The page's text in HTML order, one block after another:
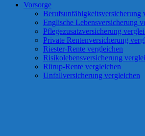
Vorsorge
Berufsunfähigkeitsversicherung
Englische Lebensversicherung
Pflegezusatzversicherung
Private Rentenversicherung
Riester-Rente vergleichen
Risikolebensversicherung
Rürup-Rente vergleichen
Unfallversicherung vergleichen